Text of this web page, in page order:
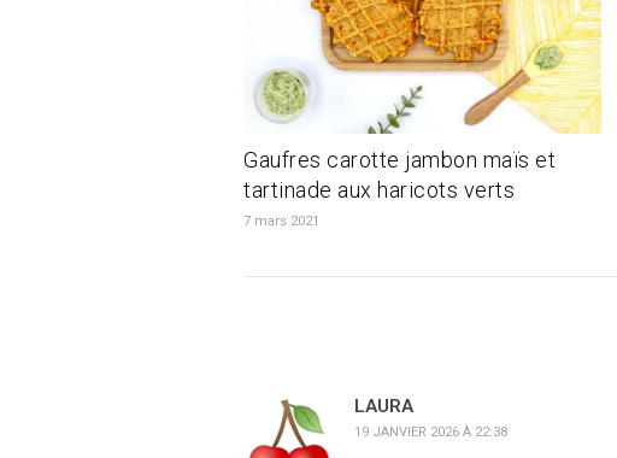
Gaufres carotte jambon maïs et
tartinade aux haricots verts
7 mars 2021
LAURA
19 JANVIER 2026 À 22:38